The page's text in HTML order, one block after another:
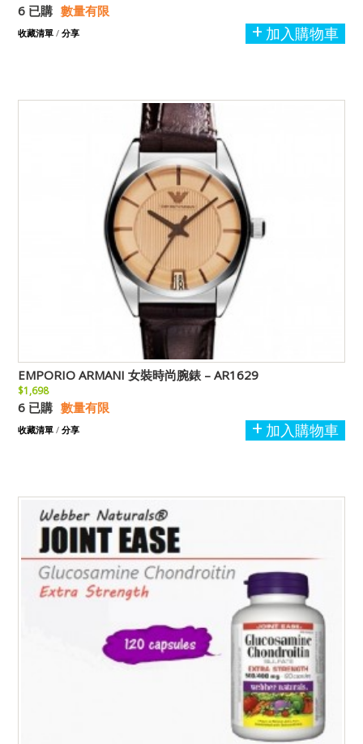
6 已購 數量有限
加入購物車
收藏清單 / 分享
EMPORIO ARMANI 女裝時尚腕錶 – AR1629
$1,698
6 已購 數量有限
加入購物車
收藏清單 / 分享